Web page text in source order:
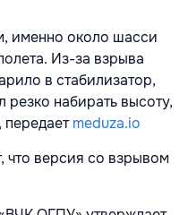
именно около шасси
Из-за взрыва
в стабилизатор,
резко набирать высоту,
передаетmeduza.io
что версия со взрывом